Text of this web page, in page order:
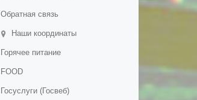
Обратная связь
Наши координаты
Горячее питание
FOOD
Госуслуги (Госвеб)